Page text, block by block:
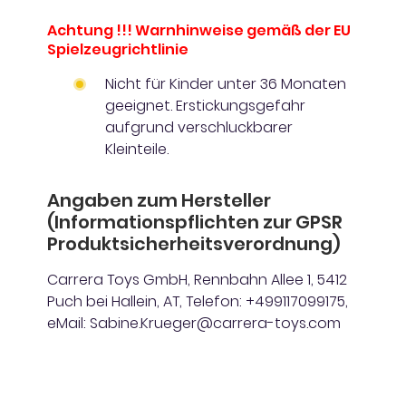
Achtung !!! Warnhinweise gemäß der EU
Spielzeugrichtlinie
Nicht für Kinder unter 36 Monaten
geeignet. Erstickungsgefahr
aufgrund verschluckbarer
Kleinteile.
Angaben zum Hersteller
(Informationspflichten zur GPSR
Produktsicherheitsverordnung)
Carrera Toys GmbH, Rennbahn Allee 1, 5412
Puch bei Hallein, AT, Telefon: +499117099175,
eMail: Sabine.Krueger@carrera-toys.com